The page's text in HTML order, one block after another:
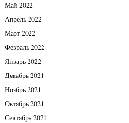
Май 2022
Апрель 2022
Март 2022
Февраль 2022
Январь 2022
Декабрь 2021
Ноябрь 2021
Октябрь 2021
Сентябрь 2021